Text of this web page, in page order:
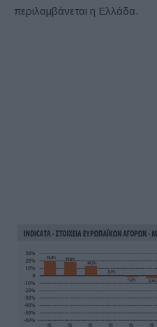
περιλαμβάνεται η Ελλάδα.